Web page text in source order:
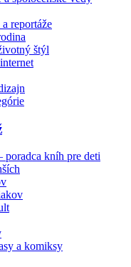
reportáže
štýl
poradca kníh pre deti
a komiksy